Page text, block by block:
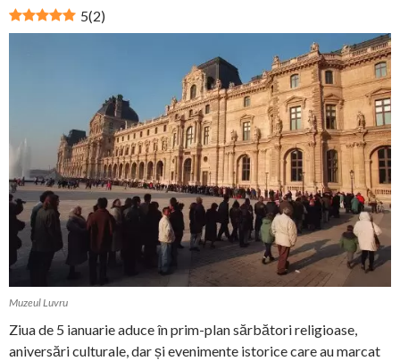
5(2)
Muzeul Luvru
Ziua de 5 ianuarie aduce în prim-plan sărbători religioase,
aniversări culturale, dar și evenimente istorice care au marcat